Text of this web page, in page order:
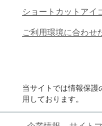
ショートカットアイ
ご利用環境に合わせ
当サイトでは情報保護
用しております。